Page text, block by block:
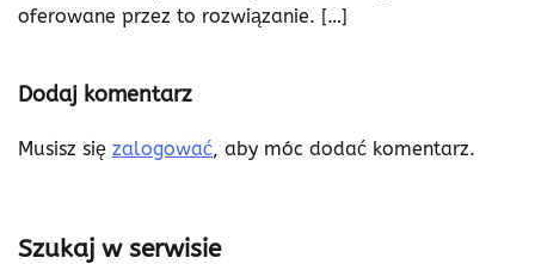
oferowane przez to rozwiązanie. […]
Dodaj komentarz
Musisz się zalogować, aby móc dodać komentarz.
Szukaj w serwisie